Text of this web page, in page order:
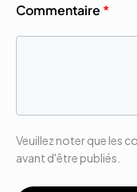
Commentaire *
Veuillez noter que les
avant d'être publiés.